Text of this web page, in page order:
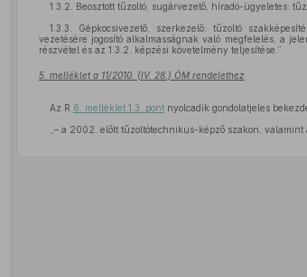
1.3.2. Beosztott tűzoltó, sugárvezető, híradó-ügyeletes:
1.3.3. Gépkocsivezető, szerkezelő: tűzoltó
vezetésére jogosító alkalmasságnak való megfelelés, a
részvétel és az 1.3.2. képzési követelmény teljesítése.”
5. melléklet a 11/2010. (IV. 28.) ÖM rendelethez
Az R 6. melléklet 1.3. pontnyolcadik gondolatjeles
„– a 2002. előtt tűzoltótechnikus-képző szakon,